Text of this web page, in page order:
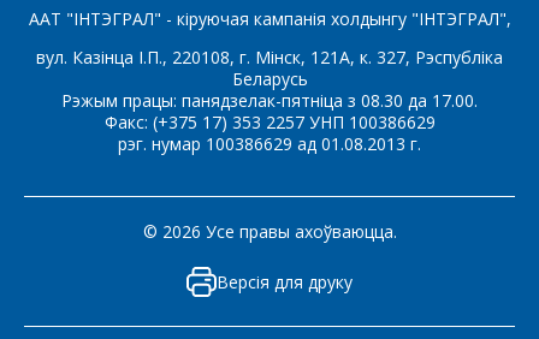
ААТ "ІНТЭГРАЛ" - кіруючая кампанія холдынгу "ІНТЭГРАЛ",
вул. Казінца І.П., 220108, г. Мінск, 121А, к. 327, Рэспубліка
Беларусь
Рэжым працы: панядзелак-пятніца з 08.30 да 17.00.
Факс: (+375 17) 353 2257 УНП 100386629
рэг. нумар 100386629 ад 01.08.2013 г.
© 2026 Усе правы ахоўваюцца.
Версія для друку